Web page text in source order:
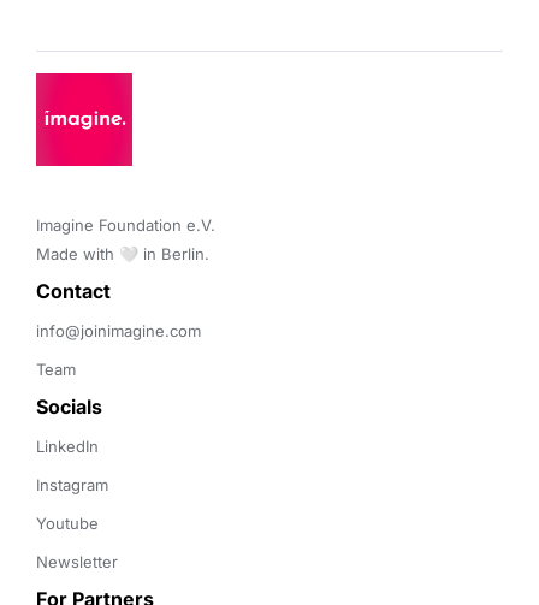
Imagine Foundation e.V.
Made with 🤍 in Berlin.
Contact
info@joinimagine.com
Team
Socials
LinkedIn
Instagram
Youtube
Newsletter
For Partners